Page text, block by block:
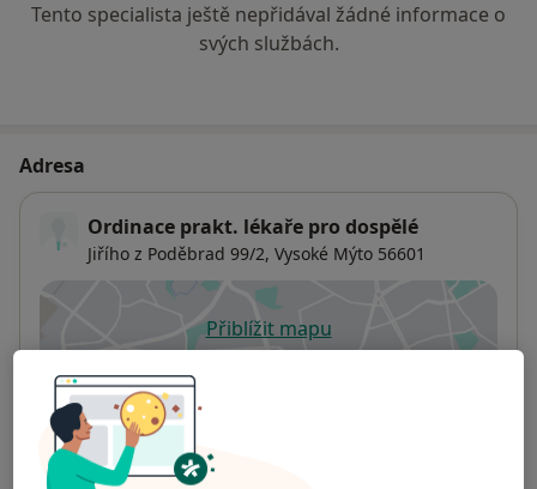
Tento specialista ještě nepřidával žádné informace o
svých službách.
Adresa
Ordinace prakt. lékaře pro dospělé
Jiřího z Poděbrad 99/2, Vysoké Mýto 56601
Přiblížit mapuse otevře v nové záložce
Dostupnost
Na této adrese online kalendář není aktivní
Co mám v takové situaci udělat?